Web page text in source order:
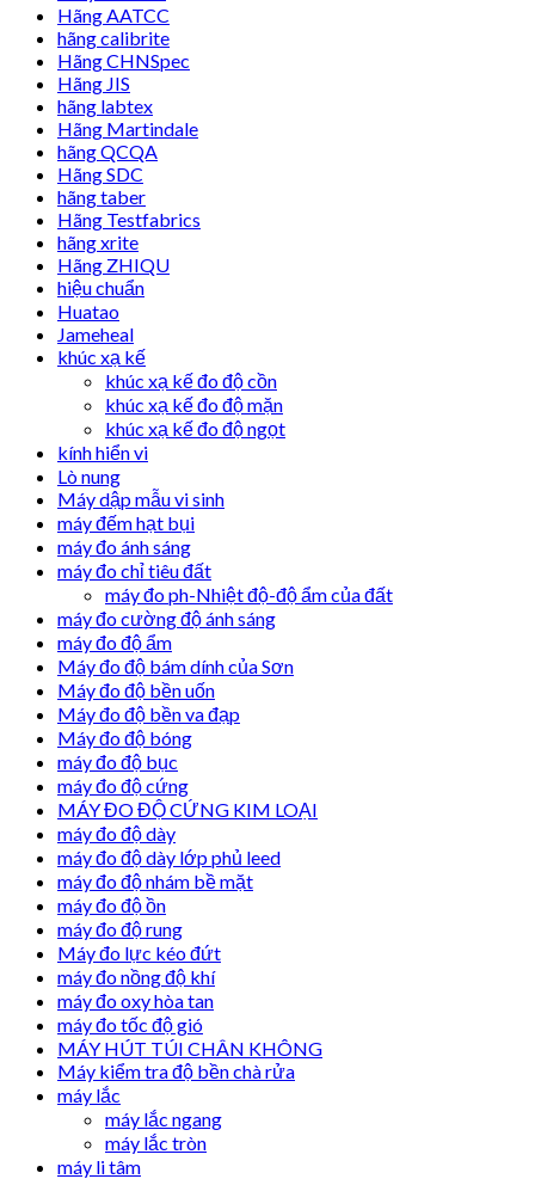
Hãng AATCC
hãng calibrite
Hãng CHNSpec
Hãng JIS
hãng labtex
Hãng Martindale
hãng QCQA
Hãng SDC
hãng taber
Hãng Testfabrics
hãng xrite
Hãng ZHIQU
hiệu chuẩn
Huatao
Jameheal
khúc xạ kế
khúc xạ kế đo độ cồn
khúc xạ kế đo độ mặn
khúc xạ kế đo độ ngọt
kính hiển vi
Lò nung
Máy dập mẫu vi sinh
máy đếm hạt bụi
máy đo ánh sáng
máy đo chỉ tiêu đất
máy đo ph-Nhiệt độ-độ ẩm của đất
máy đo cường độ ánh sáng
máy đo độ ẩm
Máy đo độ bám dính của Sơn
Máy đo độ bền uốn
Máy đo độ bền va đạp
Máy đo độ bóng
máy đo độ bục
máy đo độ cứng
MÁY ĐO ĐỘ CỨNG KIM LOẠI
máy đo độ dày
máy đo độ dày lớp phủ leed
máy đo độ nhám bề mặt
máy đo độ ồn
máy đo độ rung
Máy đo lực kéo đứt
máy đo nồng độ khí
máy đo oxy hòa tan
máy đo tốc độ gió
MÁY HÚT TÚI CHÂN KHÔNG
Máy kiểm tra độ bền chà rửa
máy lắc
máy lắc ngang
máy lắc tròn
máy li tâm